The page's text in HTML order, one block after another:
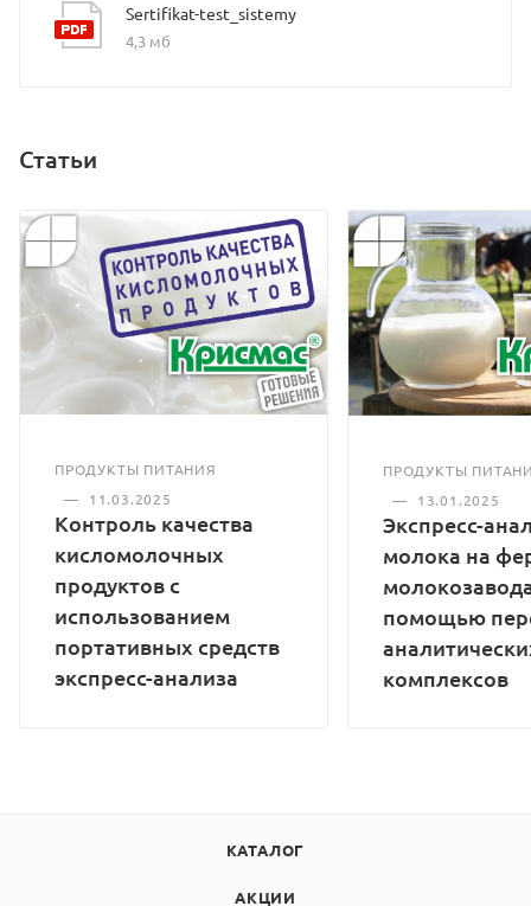
Sertifikat-test_sistemy
4,3 мб
Статьи
ПРОДУКТЫ ПИТАНИЯ
—
11.03.2025
Контроль качества
кисломолочных
продуктов с
использованием
портативных средств
экспресс-анализа
ПРОДУКТЫ
—
13.01.2025
Экспресс-
молока на
помощью
комплексов
КАТАЛОГ
АКЦИИ